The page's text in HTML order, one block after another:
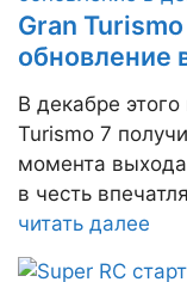
Gran
обновление
В декабре
Turismo 7
момента
в честь
читать далее